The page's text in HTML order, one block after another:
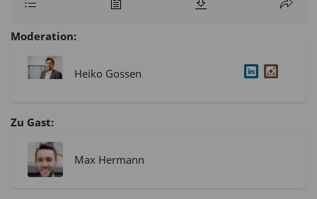
Moderation:
Heiko Gossen
Zu Gast:
Max Hermann